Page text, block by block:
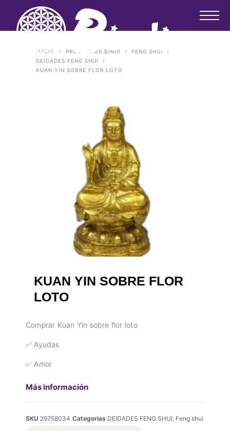
INICIO PRODUCTOS BINDI
FENG SHUI
DEIDADES FENG SHUI
KUAN YIN SOBRE FLOR LOTO
KUAN YIN SOBRE FLOR
LOTO
Comprar Kuan Yin sobre flor loto
✅ Ayudas
✅ Amor
Más información
SKU 29758034 Categorías DEIDADES FENG SHUI, Feng shui